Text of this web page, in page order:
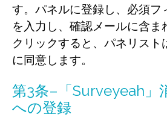
す。パネルに登録し、必須フ
を入力し、確認メールに含ま
クリックすると、パネリスト
に同意します。
第3条–「Surveyeah」
への登録